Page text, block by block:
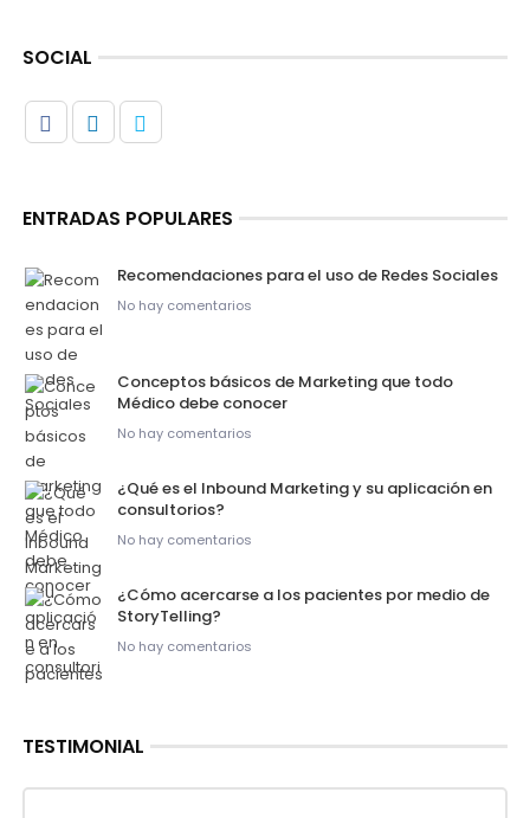
SOCIAL
ENTRADAS POPULARES
Recomendaciones para el uso de Redes Sociales
No hay comentarios
Conceptos básicos de Marketing que todo
Médico debe conocer
No hay comentarios
¿Qué es el Inbound Marketing y su aplicación en
consultorios?
No hay comentarios
¿Cómo acercarse a los pacientes por medio de
StoryTelling?
No hay comentarios
TESTIMONIAL